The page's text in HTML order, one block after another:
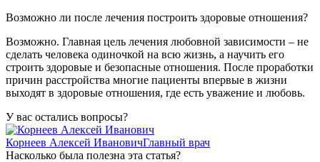
Возможно ли после лечения построить здоровые отношения?
Возможно. Главная цель лечения любовной зависимости – не
сделать человека одиночкой на всю жизнь, а научить его
строить здоровые и безопасные отношения. После проработки
причин расстройства многие пациенты впервые в жизни
выходят в здоровые отношения, где есть уважение и любовь.
У вас остались вопросы?
Корнеев Алексей ИвановичГлавный врач
Насколько была полезна эта статья?